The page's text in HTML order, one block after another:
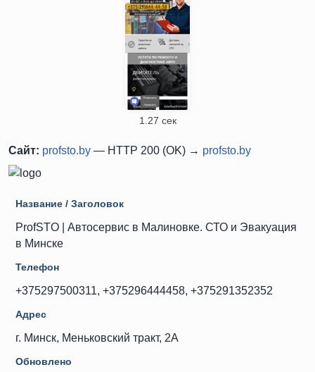
1.27 сек
Сайт: profsto.by — HTTP 200 (OK) → profsto.by
Название / Заголовок
ProfSTO | Автосервис в Малиновке. СТО и Эвакуация
в Минске
Телефон
+375297500311, +375296444458, +375291352352
Адрес
г. Минск, Меньковский тракт, 2А
Обновлено